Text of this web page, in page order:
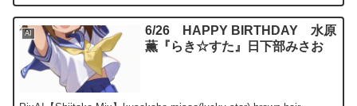
AI
6/26 HAPPY BIRTHDAY 水原
薫『らき☆すた』日下部みさお